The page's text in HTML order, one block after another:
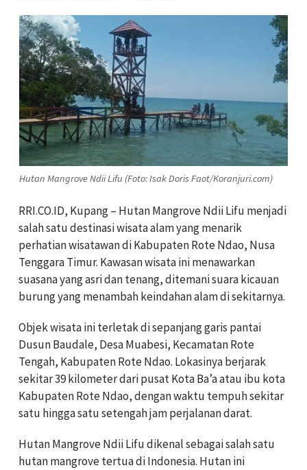
Hutan Mangrove Ndii Lifu (Foto: Isak Doris Faot/Koranjuri.com)
RRI.CO.ID, Kupang– Hutan Mangrove Ndii Lifu menjadi
salah satu destinasi wisata alam yang menarik
perhatian wisatawan di Kabupaten Rote Ndao, Nusa
Tenggara Timur. Kawasan wisata ini menawarkan
suasana yang asri dan tenang, ditemani suara kicauan
burung yang menambah keindahan alam di sekitarnya.
Objek wisata ini terletak di sepanjang garis pantai
Dusun Baudale, Desa Muabesi, Kecamatan Rote
Tengah, Kabupaten Rote Ndao. Lokasinya berjarak
sekitar 39 kilometer dari pusat Kota Ba’a atau ibu kota
Kabupaten Rote Ndao, dengan waktu tempuh sekitar
satu hingga satu setengah jam perjalanan darat.
Hutan Mangrove Ndii Lifu dikenal sebagai salah satu
hutan mangrove tertua di Indonesia. Hutan ini